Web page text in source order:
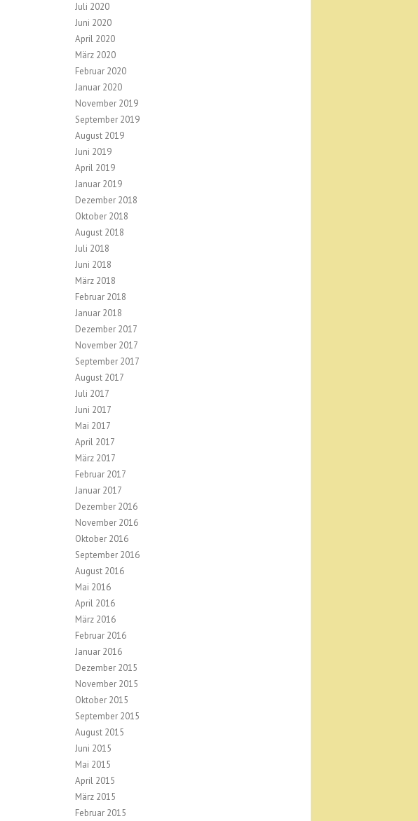
Juli 2020
Juni 2020
April 2020
März 2020
Februar 2020
Januar 2020
November 2019
September 2019
August 2019
Juni 2019
April 2019
Januar 2019
Dezember 2018
Oktober 2018
August 2018
Juli 2018
Juni 2018
März 2018
Februar 2018
Januar 2018
Dezember 2017
November 2017
September 2017
August 2017
Juli 2017
Juni 2017
Mai 2017
April 2017
März 2017
Februar 2017
Januar 2017
Dezember 2016
November 2016
Oktober 2016
September 2016
August 2016
Mai 2016
April 2016
März 2016
Februar 2016
Januar 2016
Dezember 2015
November 2015
Oktober 2015
September 2015
August 2015
Juni 2015
Mai 2015
April 2015
März 2015
Februar 2015